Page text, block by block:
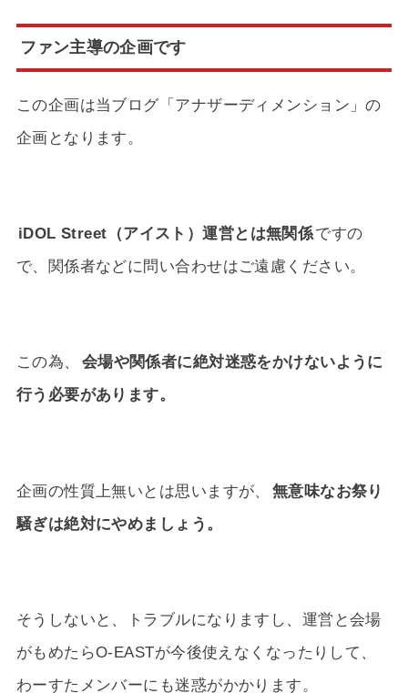
ファン主導の企画です
この企画は当ブログ「アナザーディメンション」の
企画となります。
iDOL Street（アイスト）運営とは無関係ですの
で、関係者などに問い合わせはご遠慮ください。
この為、
会場や関係者に絶対迷惑をかけないように
行う必要があります。
企画の性質上無いとは思いますが、
無意味なお祭り
騒ぎは絶対にやめましょう。
そうしないと、トラブルになりますし、運営と会場
がもめたらO-EASTが今後使えなくなったりして、
わーすたメンバーにも迷惑がかかります。